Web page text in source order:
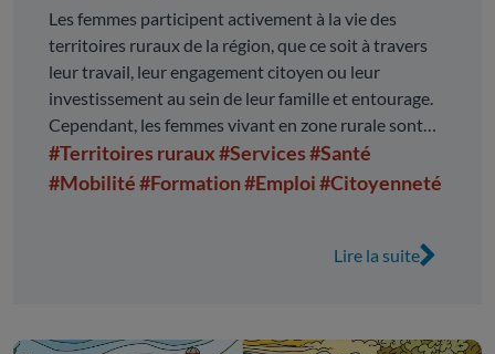
Les femmes participent activement à la vie des
territoires ruraux de la région, que ce soit à travers
leur travail, leur engagement citoyen ou leur
investissement au sein de leur famille et entourage.
Cependant, les femmes vivant en zone rurale sont
confrontées à des difficultés et inégalités majorées
qui touchent tous les aspects de leur vie.
#Territoires ruraux#Services#Santé
#Mobilité#Formation#Emploi#Citoyenneté
Lire la suite